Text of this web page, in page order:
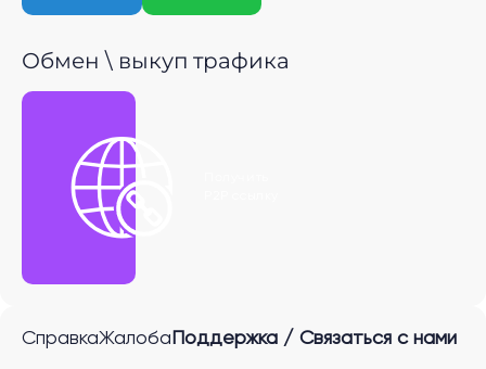
Обмен \ выкуп трафика
СправкаЖалоба Поддержка / Связаться с нами